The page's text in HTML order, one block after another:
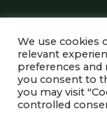
We use cookies
relevant
preferences and
you consent to
you may visit
controlled